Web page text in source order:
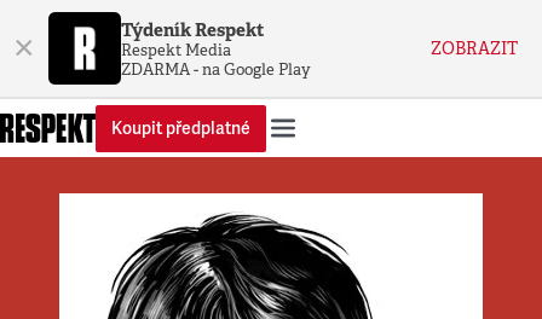
× Týdeník Respekt
Respekt Media
ZDARMA - na Google Play
ZOBRAZIT
Koupit předplatné